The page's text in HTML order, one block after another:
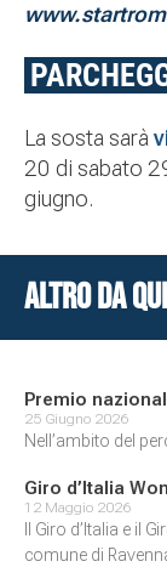
La sosta sarà
20 di sabato
giugno.
Altro da
Premio
25 Giugno 2026
Nell’ambito del
Giro d’Italia
12 Maggio 2026
Il Giro d’Italia e il
comune di